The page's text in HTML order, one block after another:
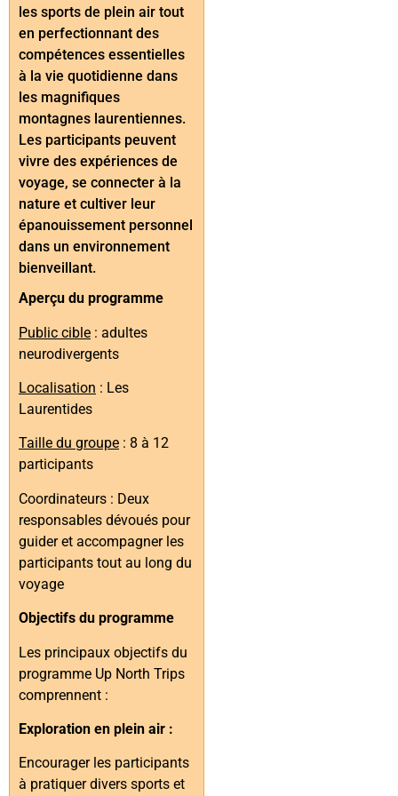
les sports de plein air tout
en perfectionnant des
compétences essentielles
à la vie quotidienne dans
les magnifiques
montagnes laurentiennes.
Les participants peuvent
vivre des expériences de
voyage, se connecter à la
nature et cultiver leur
épanouissement personnel
dans un environnement
bienveillant.
Aperçu du programme
Public cible : adultes
neurodivergents
Localisation : Les
Laurentides
Taille du groupe : 8 à 12
participants
Coordinateurs : Deux
responsables dévoués pour
guider et accompagner les
participants tout au long du
voyage
Objectifs du programme
Les principaux objectifs du
programme Up North Trips
comprennent :
Exploration en plein air :
Encourager les participants
à pratiquer divers sports et